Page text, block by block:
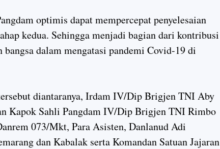
optimis dapat mempercepat penyelesaian
kedua. Sehingga menjadi bagian dari kontribusi
bangsa dalam mengatasi pandemi Covid-19 di
diantaranya, Irdam IV/Dip Brigjen TNI Aby
Kapok Sahli Pangdam IV/Dip Brigjen TNI Rimbo
073/Mkt, Para Asisten, Danlanud Adi
dan Kabalak serta Komandan Satuan Jajaran